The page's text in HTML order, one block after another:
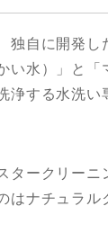
独自に開発し
い水）」と「
浄する水洗
タークリーニ
はナチュラル